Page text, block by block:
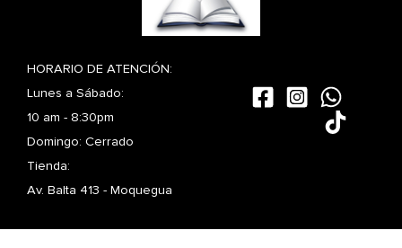
HORARIO DE ATENCIÓN:
Lunes a Sábado:
10 am - 8:30pm
Domingo: Cerrado
Tienda:
Av. Balta 413 - Moquegua